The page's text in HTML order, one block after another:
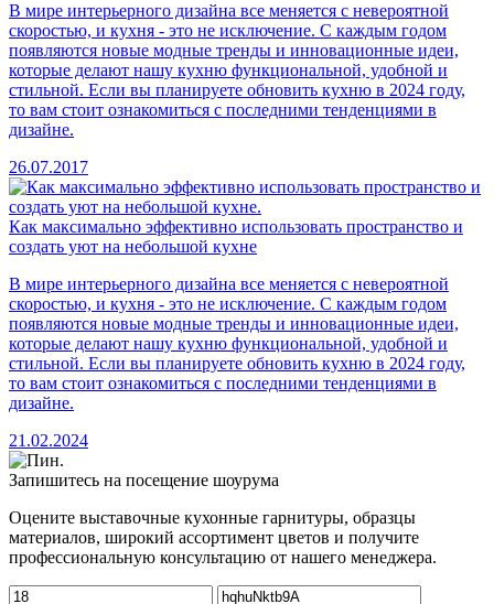
В мире интерьерного дизайна все меняется с невероятной
скоростью, и кухня - это не исключение. С каждым годом
появляются новые модные тренды и инновационные идеи,
которые делают нашу кухню функциональной, удобной и
стильной. Если вы планируете обновить кухню в 2024 году,
то вам стоит ознакомиться с последними тенденциями в
дизайне.
26.07.2017
Как максимально эффективно использовать пространство и
создать уют на небольшой кухне
В мире интерьерного дизайна все меняется с невероятной
скоростью, и кухня - это не исключение. С каждым годом
появляются новые модные тренды и инновационные идеи,
которые делают нашу кухню функциональной, удобной и
стильной. Если вы планируете обновить кухню в 2024 году,
то вам стоит ознакомиться с последними тенденциями в
дизайне.
21.02.2024
Запишитесь на посещение шоурума
Оцените выставочные кухонные гарнитуры, образцы
материалов, широкий ассортимент цветов и получите
профессиональную консультацию от нашего менеджера.